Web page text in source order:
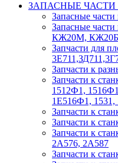
ЗАПАСНЫЕ
Запасные
Запасные
КЖ20М,
Запчасти для
Запчасти к
Запчасти к
1512Ф1,
1Е516Ф1,
Запчасти к
Запчасти к
Запчасти к
2А576, 2А587
Запчасти к